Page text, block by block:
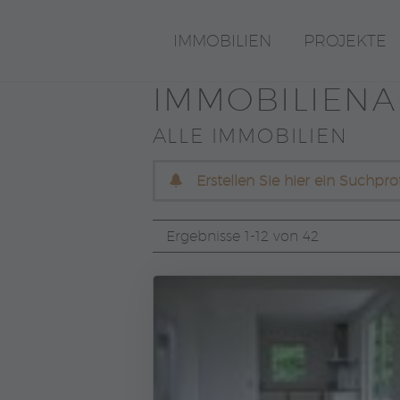
IMMOBILIEN PROJEKTE
ALLE IMMOBILIEN
Erstellen Sie hier ein
Ergebnisse 1-12 von 42